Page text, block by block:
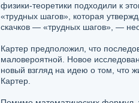
физики-теоретики подходили к
«трудных шагов», которая
скачков — «трудных шагов», —
Картер предположил, что
маловероятной. Новое
новый взгляд на идею о том, что
Картер.